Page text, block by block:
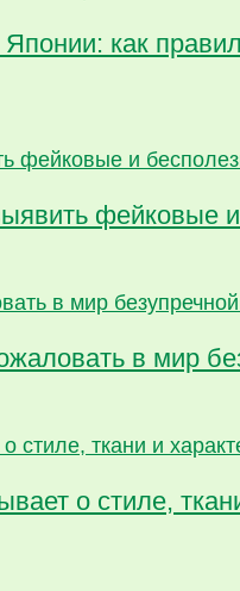
как
фейковые
в мир
о стиле,